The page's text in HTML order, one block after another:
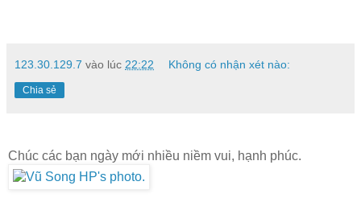
123.30.129.7 vào lúc 22:22 Không có nhận xét nào:
Chia sẻ
Chúc các bạn ngày mới nhiều niềm vui, hạnh phúc.